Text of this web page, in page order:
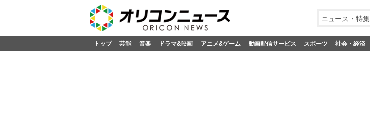
ニュース・特集
トップ 芸能 音楽 ドラマ&映画 アニメ&ゲーム 動画配信サービス スポーツ 社会・経済